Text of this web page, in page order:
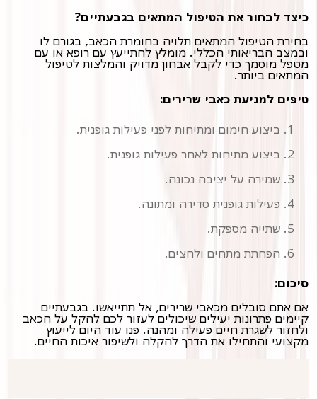
כיצד לבחור את הטיפול המתאים בגבעתיים?
המתאים ביותר.
טיפים למניעת כאבי שרירים:
ביצוע חימום ומתיחות לפני פעילות גופנית.
ביצוע מתיחות לאחר פעילות גופנית.
שמירה על יציבה נכונה.
פעילות גופנית סדירה ומתונה.
שתייה מספקת.
הפחתת מתחים ולחצים.
סיכום:
מקצועי והתחילו את הדרך להקלה ולשיפור איכות החיים.